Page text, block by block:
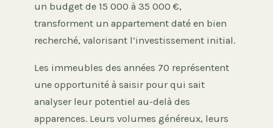
un budget de 15 000 à 35 000 €,
transforment un appartement daté en bien
recherché, valorisant l’investissement initial.
Les immeubles des années 70 représentent
une opportunité à saisir pour qui sait
analyser leur potentiel au-delà des
apparences. Leurs volumes généreux, leurs